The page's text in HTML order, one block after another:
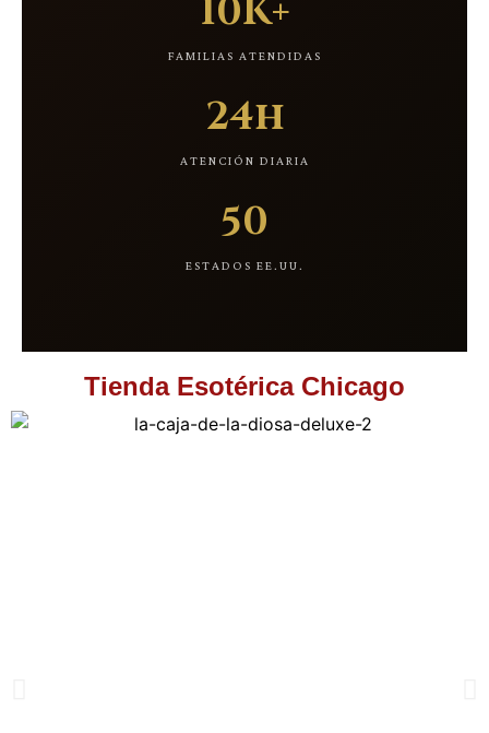
10K+
FAMILIAS ATENDIDAS
24h
ATENCIÓN DIARIA
50
ESTADOS EE.UU.
Tienda Esotérica Chicago